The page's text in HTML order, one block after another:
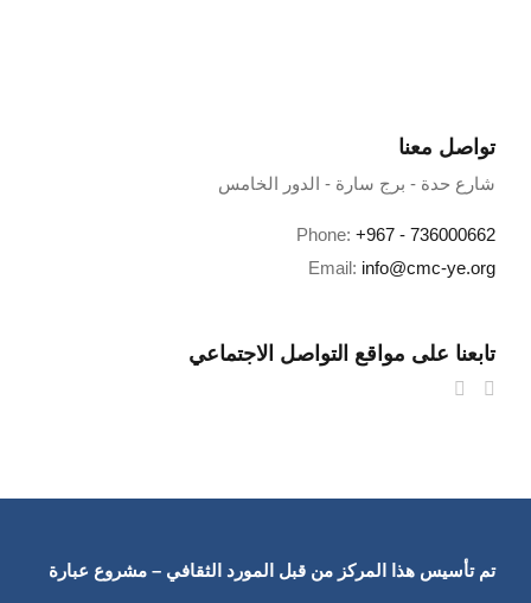
تواصل معنا
شارع حدة - برج سارة - الدور الخامس
Phone: +967 - 736000662
Email: info@cmc-ye.org
تابعنا على مواقع التواصل الاجتماعي
تم تأسيس هذا المركز من قبل المورد الثقافي – مشروع عبارة